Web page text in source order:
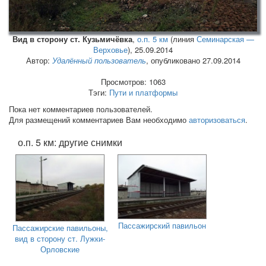
Вид в сторону ст. Кузьмичёвка,о.п. 5 км (линияСеминарская —
Верховье), 25.09.2014
Автор: Удалённый пользователь, опубликовано 27.09.2014
Просмотров: 1063
Тэги: Пути и платформы
Пока нет комментариев пользователей.
Для размещений комментариев Вам необходимо авторизоваться.
о.п. 5 км: другие снимки
Пассажирские павильоны,
вид в сторону ст. Лужки-
Орловские
Пассажирский павильон